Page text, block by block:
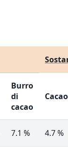
Burro
di
cacao
Cacao
7.1 % 4.7 %